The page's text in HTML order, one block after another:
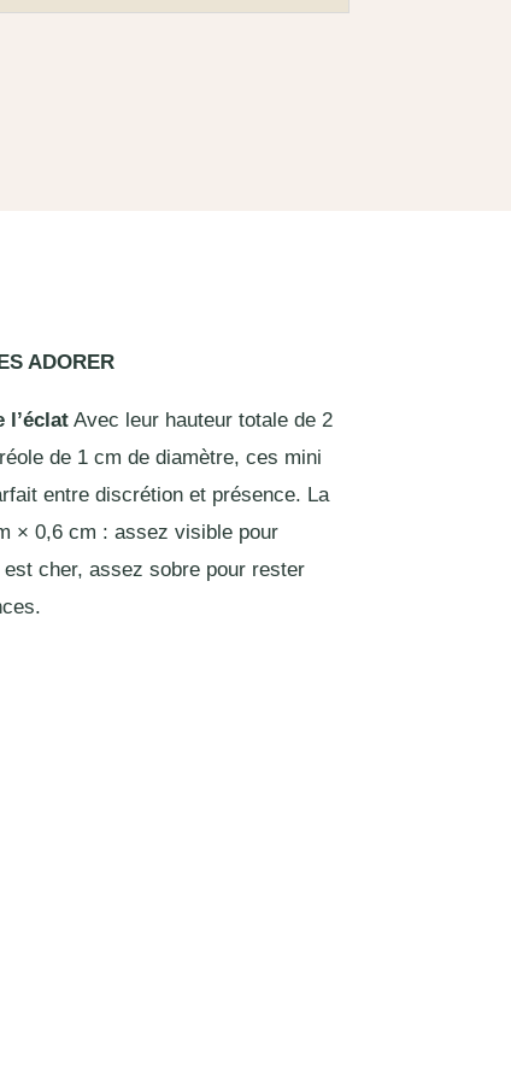
ADORER
l’éclatAvec leur hauteur totale de 2
de 1 cm de diamètre, ces mini
entre discrétion et présence. La
× 0,6 cm : assez visible pour
cher, assez sobre pour rester